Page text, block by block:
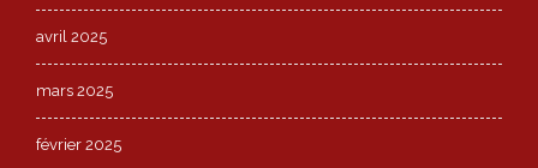
avril 2025
mars 2025
février 2025